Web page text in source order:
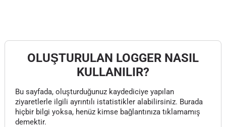
OLUŞTURULAN LOGGER NASIL
KULLANILIR?
Bu sayfada, oluşturduğunuz kaydediciye yapılan
ziyaretlerle ilgili ayrıntılı istatistikler alabilirsiniz. Burada
hiçbir bilgi yoksa, henüz kimse bağlantınıza tıklamamış
demektir.